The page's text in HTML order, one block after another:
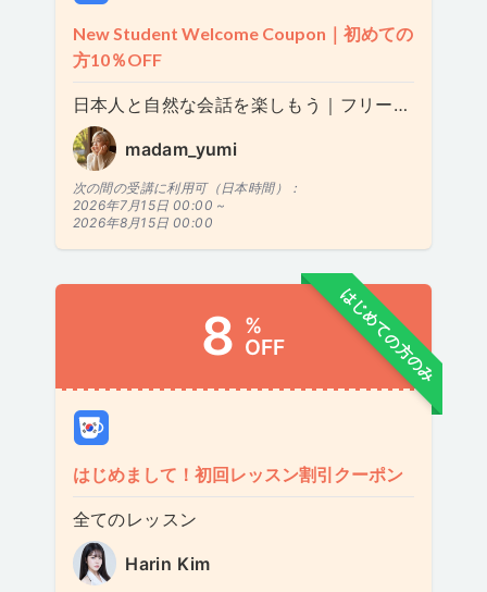
New Student Welcome Coupon｜初めての
方10％OFF
日本人と自然な会話を楽しもう｜フリートーク 50分
madam_yumi
次の間の受講に利用可（日本時間）：
2026年7月15日 00:00 ~
2026年8月15日 00:00
はじめての方のみ
8 %
OFF
はじめまして！初回レッスン割引クーポン
全てのレッスン
Harin Kim